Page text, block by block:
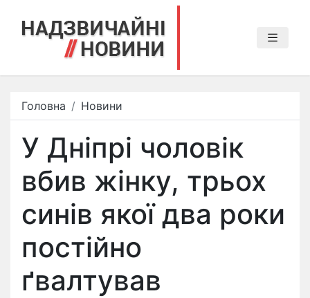
Головна Новини
У Дніпрі чоловік
вбив жінку, трьох
синів якої два роки
постійно
ґвалтував